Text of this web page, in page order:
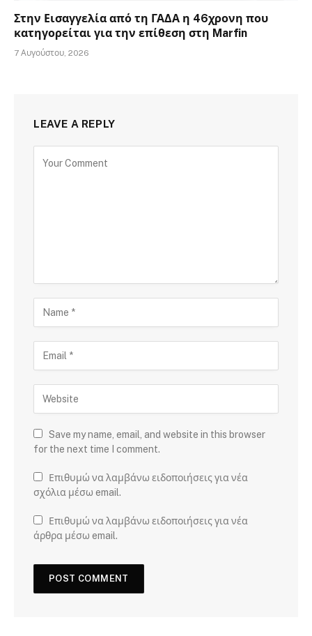
Στην Εισαγγελία από τη ΓΑΔΑ η 46χρονη που
κατηγορείται για την επίθεση στη Marfin
7 Αυγούστου, 2026
LEAVE A REPLY
Save my name, email, and website in this browser
for the next time I comment.
Επιθυμώ να λαμβάνω ειδοποιήσεις για νέα
σχόλια μέσω email.
Επιθυμώ να λαμβάνω ειδοποιήσεις για νέα
άρθρα μέσω email.